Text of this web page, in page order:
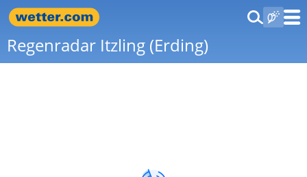
Regenradar Itzling (Erding)